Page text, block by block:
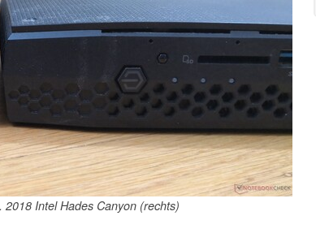
Intel Hades Canyon (rechts)